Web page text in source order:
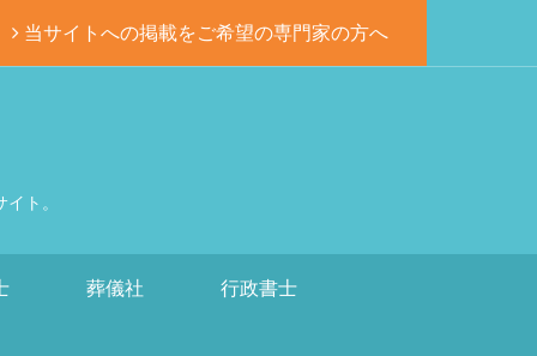
当サイトへの掲載をご希望の専門家の方へ
ト。
葬儀社 行政書士